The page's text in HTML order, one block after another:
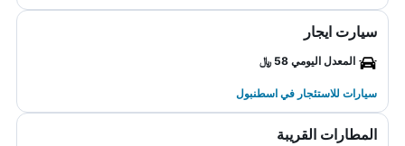
سيارت ايجار
المعدل اليومي 58 ﷼
سيارات للاستئجار في اسطنبول
المطارات القريبة